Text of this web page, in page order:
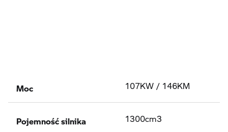
Moc 107KW / 146KM
Pojemność silnika 1300cm3